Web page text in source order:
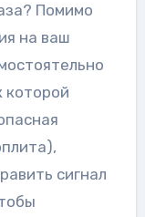
Помимо
на ваш
которой
сигнал